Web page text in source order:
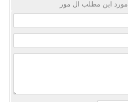
این مطلب ال مور